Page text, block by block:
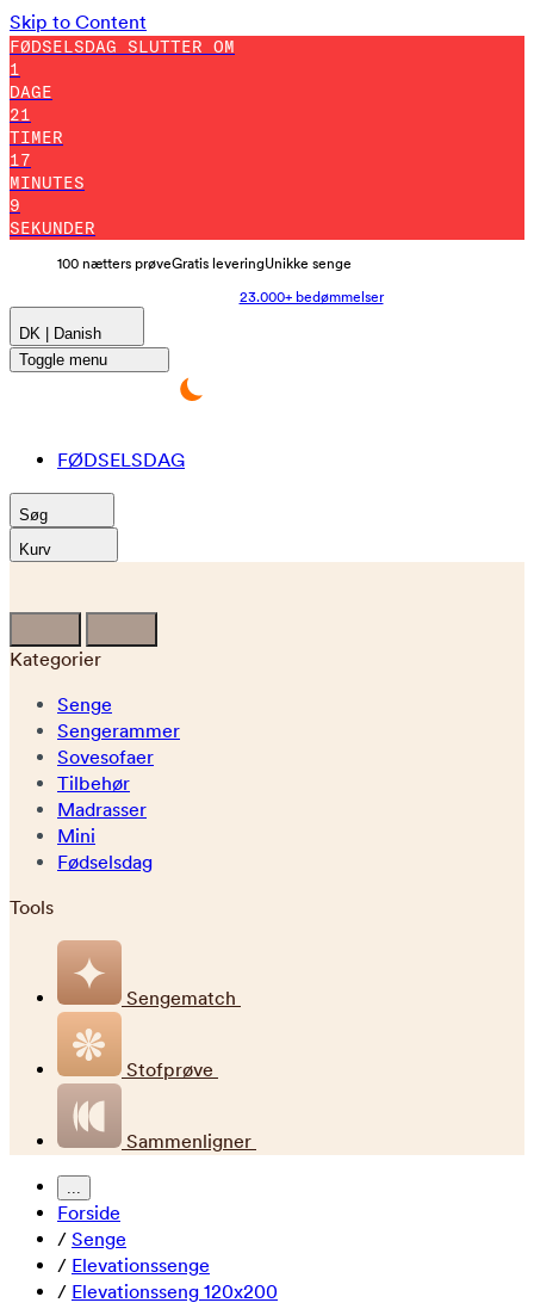
Skip to Content
FØDSELSDAG SLUTTER OM
1
DAGE
21
TIMER
16
MINUTES
59
SEKUNDER
100 nætters prøveGratis leveringUnikke senge
23.000+ bedømmelser
DK | Danish
Toggle menu
FØDSELSDAG
Søg
Kurv
Kategorier
Senge
Sengerammer
Sovesofaer
Tilbehør
Madrasser
Mini
Fødselsdag
Tools
Sengematch
Stofprøve
Sammenligner
...
Forside
/ Senge
/ Elevationssenge
/ Elevationsseng 120x200